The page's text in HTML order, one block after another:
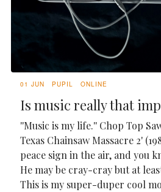
01 JUN PUPIL ONLINE
Is music really that
''Music is my life.'' Chop Top
Texas Chainsaw Massacre 2'
peace sign in the air, and you
He may be cray-cray but at
This is my super-duper cool